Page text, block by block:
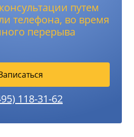
путем
телефона, во время
перерыва
118-31-62